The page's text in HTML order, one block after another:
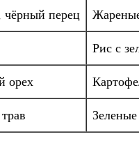
чёрный перец
Рис с
орех